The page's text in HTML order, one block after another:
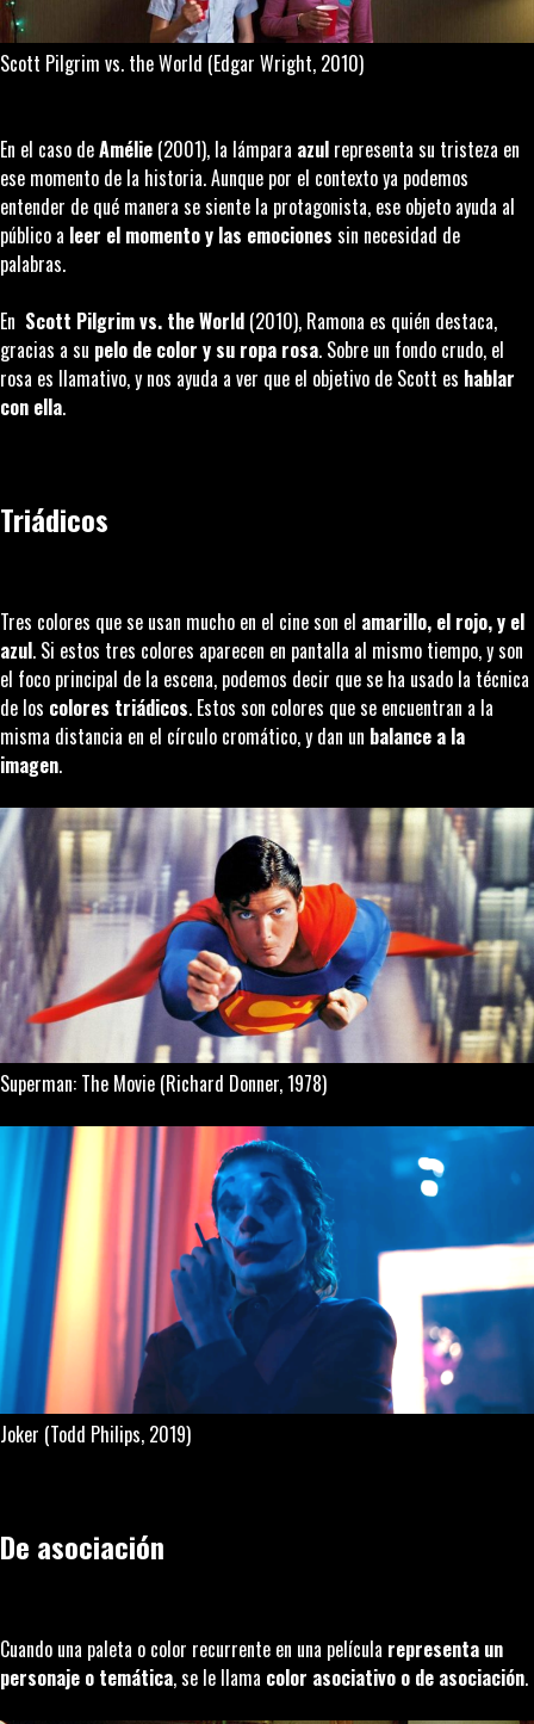
Scott Pilgrim vs. the World (Edgar Wright, 2010)
En el caso deAmélie (2001), la lámpara azul representa su tristeza en
ese momento de la historia. Aunque por el contexto ya podemos
entender de qué manera se siente la protagonista, ese objeto ayuda al
público a leer el momento y las emociones sin necesidad de
palabras.
En Scott Pilgrim vs. the World (2010), Ramona es quién destaca,
gracias a su pelo de color y su ropa rosa. Sobre un fondo crudo, el
rosa es llamativo, y nos ayuda a ver que el objetivo de Scott es hablar
con ella.
Triádicos
Tres colores que se usan mucho en el cine son el amarillo, el rojo, y el
azul. Si estos tres colores aparecen en pantalla al mismo tiempo, y son
el foco principal de la escena, podemos decir que se ha usado la técnica
de los colores triádicos. Estos son colores que se encuentran a la
misma distancia en el círculo cromático, y dan un balance a la
imagen.
Superman: The Movie (Richard Donner, 1978)
Joker (Todd Philips, 2019)
De asociación
Cuando una paleta o color recurrente en una película representa un
personaje o temática, se le llama color asociativo o de asociación.